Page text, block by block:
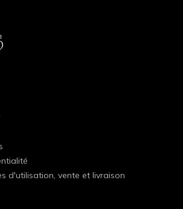
d'utilisation, vente et livraison